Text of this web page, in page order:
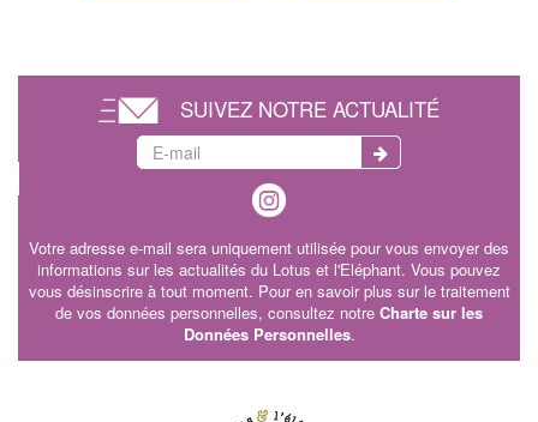
SUIVEZ NOTRE ACTUALITÉ
Votre adresse e-mail sera uniquement utilisée pour vous envoyer des
informations sur les actualités du Lotus et l'Eléphant. Vous pouvez
vous désinscrire à tout moment. Pour en savoir plus sur le traitement
de vos données personnelles, consultez notre Charte sur les
Données Personnelles.